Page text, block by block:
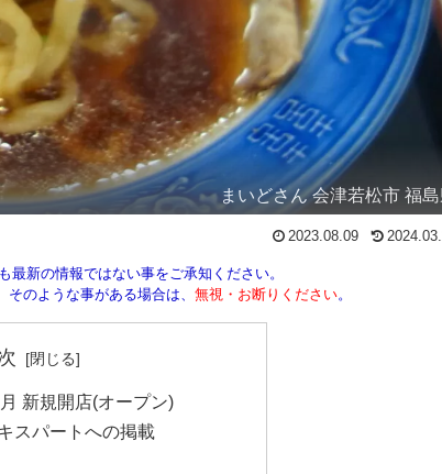
まいどさん 会津若松市 福
2023.08.09
新の情報ではない事をご承知ください。
のような事がある場合は、 無視・お断りください。
新規開店(オープン)
スパートへの掲載